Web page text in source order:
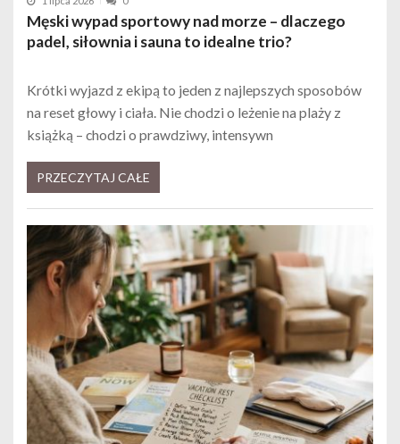
Męski wypad sportowy nad morze – dlaczego
padel, siłownia i sauna to idealne trio?
Krótki wyjazd z ekipą to jeden z najlepszych sposobów
na reset głowy i ciała. Nie chodzi o leżenie na plaży z
książką – chodzi o prawdziwy, intensywn
PRZECZYTAJ CAŁE